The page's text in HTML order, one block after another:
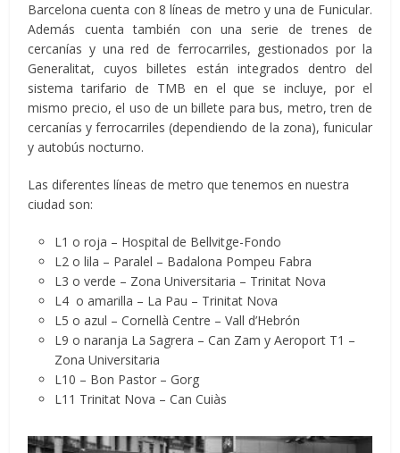
Barcelona cuenta con 8 líneas de metro y una de Funicular.
Además cuenta también con una serie de trenes de
cercanías y una red de ferrocarriles, gestionados por la
Generalitat, cuyos billetes están integrados dentro del
sistema tarifario de TMB en el que se incluye, por el
mismo precio, el uso de un billete para bus, metro, tren de
cercanías y ferrocarriles (dependiendo de la zona), funicular
y autobús nocturno.
Las diferentes líneas de metro que tenemos en nuestra
ciudad son:
L1 o roja – Hospital de Bellvitge-Fondo
L2 o lila – Paralel – Badalona Pompeu Fabra
L3 o verde – Zona Universitaria – Trinitat Nova
L4 o amarilla – La Pau – Trinitat Nova
L5 o azul – Cornellà Centre – Vall d’Hebrón
L9 o naranja La Sagrera – Can Zam y Aeroport T1 –
Zona Universitaria
L10 – Bon Pastor – Gorg
L11 Trinitat Nova – Can Cuiàs